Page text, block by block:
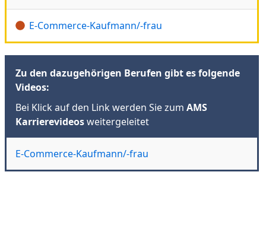
E-Commerce-Kaufmann/-frau
Zu den dazugehörigen Berufen gibt es folgende
Videos:
Bei Klick auf den Link werden Sie zum AMS
Karrierevideosweitergeleitet
E-Commerce-Kaufmann/-frau